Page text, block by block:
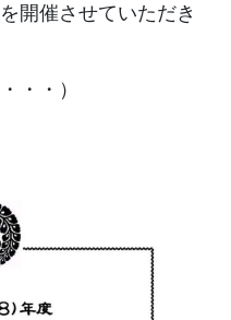
開催させていただき
・・）